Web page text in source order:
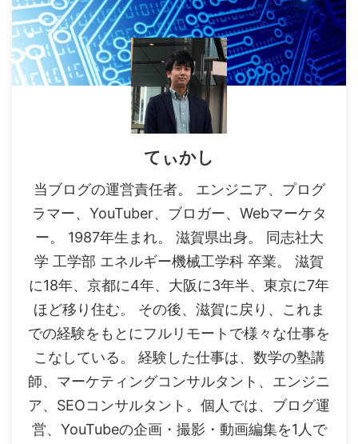
てぃかし
当ブログの運営責任者。 エンジニア、プログ
ラマー、YouTuber、ブロガー、Webマーケタ
ー。 1987年生まれ。 滋賀県出身。 同志社大
学 工学部 エネルギー機械工学科 卒業。 滋賀
に18年、京都に4年、大阪に3年半、東京に7年
ほど移り住む。 その後、滋賀に戻り、これま
での経験をもとにフルリモートで様々な仕事を
こなしている。 経験した仕事は、数学の塾講
師、マーケティングコンサルタント、エンジニ
ア、SEOコンサルタント。個人では、ブログ運
営、YouTubeの企画・撮影・動画編集を1人で